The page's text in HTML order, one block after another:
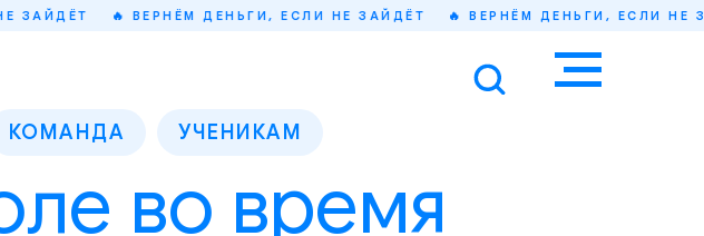
🔥 ВЕРНЁМ ДЕНЬГИ, ЕСЛИ НЕ ЗАЙДЁТ 🔥 ВЕРНЁМ ДЕНЬГИ, ЕСЛИ НЕ
КОМАНДА УЧЕНИКАМ
во время